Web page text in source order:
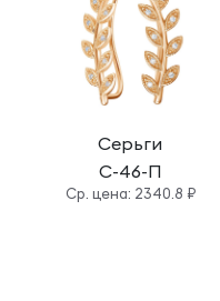
Серьги
С-46-П
Cр. цена: 2340.8 ₽